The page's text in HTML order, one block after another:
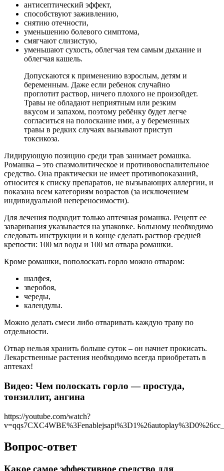
антисептический эффект,
способствуют заживлению,
снятию отечности,
уменьшению болевого симптома,
смягчают слизистую,
уменьшают сухость, облегчая тем самым дыхание и
облегчая кашель.
Допускаются к применению взрослым, детям и
беременным. Даже если ребенок случайно
проглотит раствор, ничего плохого не произойдет.
Травы не обладают неприятным или резким
вкусом и запахом, поэтому ребёнку будет легче
согласиться на полоскание ими, а у беременных
травы в редких случаях вызывают приступ
токсикоза.
Лидирующую позицию среди трав занимает ромашка.
Ромашка – это спазмолитическое и противовоспалительное
средство. Она практически не имеет противопоказаний,
относится к списку препаратов, не вызывающих аллергии, и
показана всем категориям возрастов (за исключением
индивидуальной непереносимости).
Для лечения подходит только аптечная ромашка. Рецепт ее
заваривания указывается на упаковке. Больному необходимо
следовать инструкции и в конце сделать раствор средней
крепости: 100 мл воды и 100 мл отвара ромашки.
Кроме ромашки, пополоскать горло можно отваром:
шалфея,
зверобоя,
череды,
календулы.
Можно делать смеси либо отваривать каждую траву по
отдельности.
Отвар нельзя хранить больше суток – он начнет прокисать.
Лекарственные растения необходимо всегда приобретать в
аптеках!
Видео: Чем полоскать горло — простуда,
тонзиллит, ангина
https://youtube.com/watch?
Вопрос-ответ
Какое самое эффективное средство для